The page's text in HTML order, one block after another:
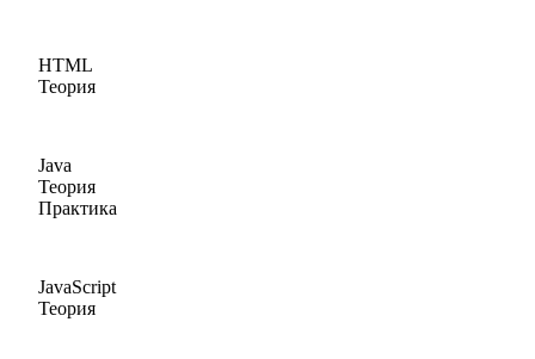
HTML
Теория
Java
Теория
Практика
JavaScript
Теория